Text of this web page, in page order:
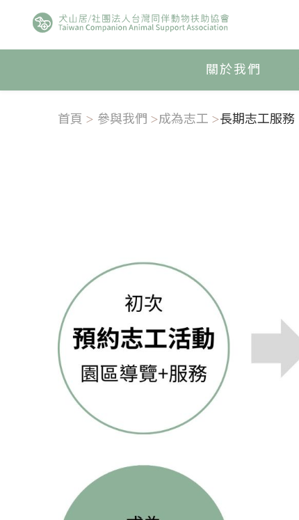
關於我們
首頁 參與我們 成為志工 長期志工服務